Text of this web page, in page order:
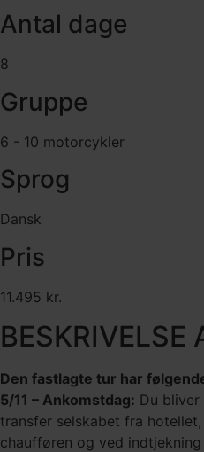
Antal dage
8
Gruppe
6 - 10 motorcykler
Sprog
Dansk
Pris
11.495 kr.
BESKRIVELSE
Den fastlagte tur har
5/11 – Ankomstdag: Du
transfer selskabet fra
chaufføren og ved